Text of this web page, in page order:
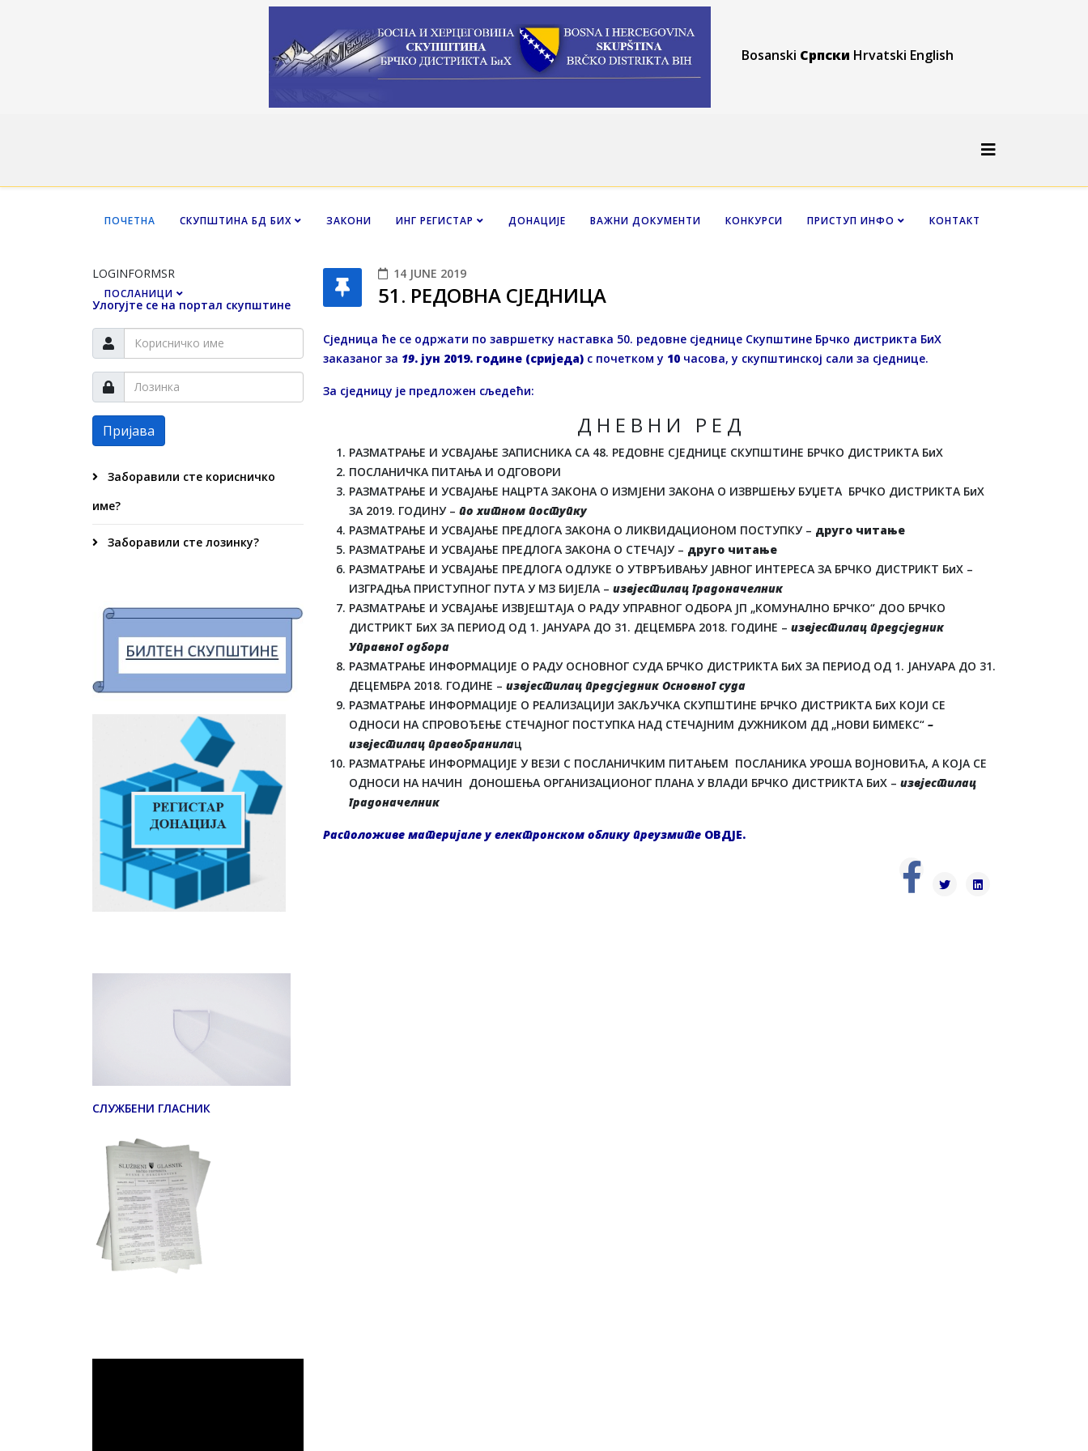
Bosanski Српски Hrvatski English
ПОЧЕТНА СКУПШТИНА БД БИХ ЗАКОНИ ИНГ РЕГИСТАР ДОНАЦИЈЕ ВАЖНИ ДОКУМЕНТИ КОНКУРСИ ПРИСТУП ИНФО КОНТАКТ
ПОСЛАНИЦИ
LOGINFORMSR
Улогујте се на портал скупштине
Пријава
Заборавили сте корисничко
име?
Заборавили сте лозинку?
СЛУЖБЕНИ ГЛАСНИК
14 JUNE 2019
51. РЕДОВНA СЈЕДНИЦA
Сједница ће се одржати по завршетку наставка 50. редовне сједнице Скупштине Брчко дистрикта БиХ
заказаног за 19. јун 2019. године (сриједа) с почетком у 10 часова, у скупштинској сали за сједнице.
За сједницу је предложен сљедећи:
Д Н Е В Н И Р Е Д
РАЗМАТРАЊЕ И УСВАЈАЊЕ ЗАПИСНИКА СА 48. РЕДОВНЕ СЈЕДНИЦЕ СКУПШТИНЕ БРЧКО ДИСТРИКТА БиХ
ПОСЛАНИЧКА ПИТАЊА И ОДГОВОРИ
РАЗМАТРАЊЕ И УСВАЈАЊЕ НАЦРТА ЗАКОНА О ИЗМЈЕНИ ЗАКОНА О ИЗВРШЕЊУ БУЏЕТА БРЧКО ДИСТРИКТА БиХ
ЗА 2019. ГОДИНУ – по хитном поступку
РАЗМАТРАЊЕ И УСВАЈАЊЕ ПРЕДЛОГА ЗАКОНА О ЛИКВИДАЦИОНОМ ПОСТУПКУ – друго читање
РАЗМАТРАЊЕ И УСВАЈАЊЕ ПРЕДЛОГА ЗАКОНА О СТЕЧАЈУ – друго читање
РАЗМАТРАЊЕ И УСВАЈАЊЕ ПРЕДЛОГА ОДЛУКЕ О УТВРЂИВАЊУ ЈАВНОГ ИНТЕРЕСА ЗА БРЧКО ДИСТРИКТ БиХ –
ИЗГРАДЊА ПРИСТУПНОГ ПУТА У МЗ БИЈЕЛА – извјестилац градоначелник
РАЗМАТРАЊЕ И УСВАЈАЊЕ ИЗВЈЕШТАЈА О РАДУ УПРАВНОГ ОДБОРА ЈП „КОМУНАЛНО БРЧКО“ ДОО БРЧКО
ДИСТРИКТ БиХ ЗА ПЕРИОД ОД 1. ЈАНУАРА ДО 31. ДЕЦЕМБРА 2018. ГОДИНЕ – извјестилац предсједник
Управног одбора
РАЗМАТРАЊЕ ИНФОРМАЦИЈЕ О РАДУ ОСНОВНОГ СУДА БРЧКО ДИСТРИКТА БиХ ЗА ПЕРИОД ОД 1. ЈАНУАРА ДО 31.
ДЕЦЕМБРА 2018. ГОДИНЕ – извјестилац предсједник Основног суда
РАЗМАТРАЊЕ ИНФОРМАЦИЈЕ О РЕАЛИЗАЦИЈИ ЗАКЉУЧКА СКУПШТИНЕ БРЧКО ДИСТРИКТА БиХ КОЈИ СЕ
ОДНОСИ НА СПРОВОЂЕЊЕ СТЕЧАЈНОГ ПОСТУПКА НАД СТЕЧАЈНИМ ДУЖНИКОМ ДД „НОВИ БИМЕКС“ –
извјестилац правобранилац
РАЗМАТРАЊЕ ИНФОРМАЦИЈЕ У ВЕЗИ С ПОСЛАНИЧКИМ ПИТАЊЕМ ПОСЛАНИКА УРОША ВОЈНОВИЋА, А КОЈА СЕ
ОДНОСИ НА НАЧИН ДОНОШЕЊА ОРГАНИЗАЦИОНОГ ПЛАНА У ВЛАДИ БРЧКО ДИСТРИКТА БиХ – извјестилац
градоначелник
Расположиве материјале у електронском облику преузмите ОВДЈЕ.